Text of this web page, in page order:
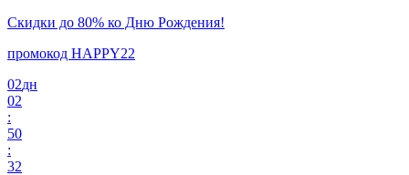
Скидки до 80% ко Дню Рождения!
промокод HAPPY22
02дн
02
:
50
:
32